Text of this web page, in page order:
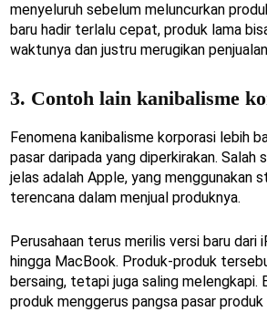
menyeluruh sebelum meluncurkan
baru hadir terlalu cepat, produk lama
waktunya dan justru merugikan
3. Contoh lain kanibalisme
Fenomena kanibalisme korporasi lebih
pasar daripada yang diperkirakan. Salah
jelas adalah Apple, yang menggunakan
terencana dalam menjual produknya.
Perusahaan terus merilis versi baru dari
hingga MacBook. Produk-produk
bersaing, tetapi juga saling melengkapi.
produk menggerus pangsa pasar